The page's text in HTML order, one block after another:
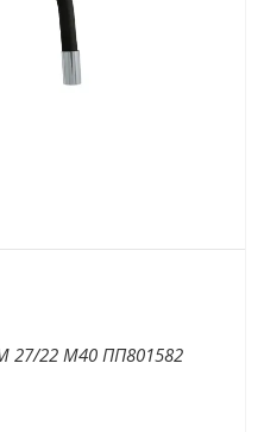
27/22 М40 ПП801582